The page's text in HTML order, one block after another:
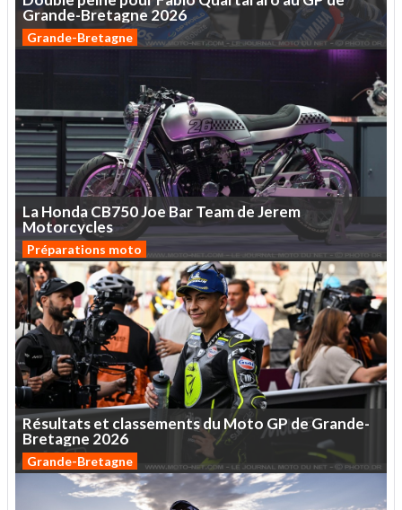
Grande-Bretagne 2026
Grande-Bretagne
LaHondaCB750JoeBarTeamdeJerem
Motorcycles
Préparations moto
Résultatset classementsdu MotoGP de Grande-
Bretagne 2026
Grande-Bretagne